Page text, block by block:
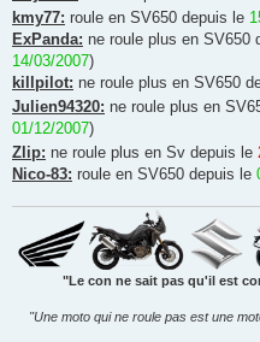
kmy77: roule en SV650 depuis le
ExPanda: ne roule plus en SV650
14/03/2007)
killpilot: ne roule plus en SV650
Julien94320: ne roule plus en
01/12/2007)
Zlip: ne roule plus en Sv depuis le
Nico-83: roule en SV650 depuis le
"Le con ne sait pas qu'il est
"Une moto qui ne roule pas est une